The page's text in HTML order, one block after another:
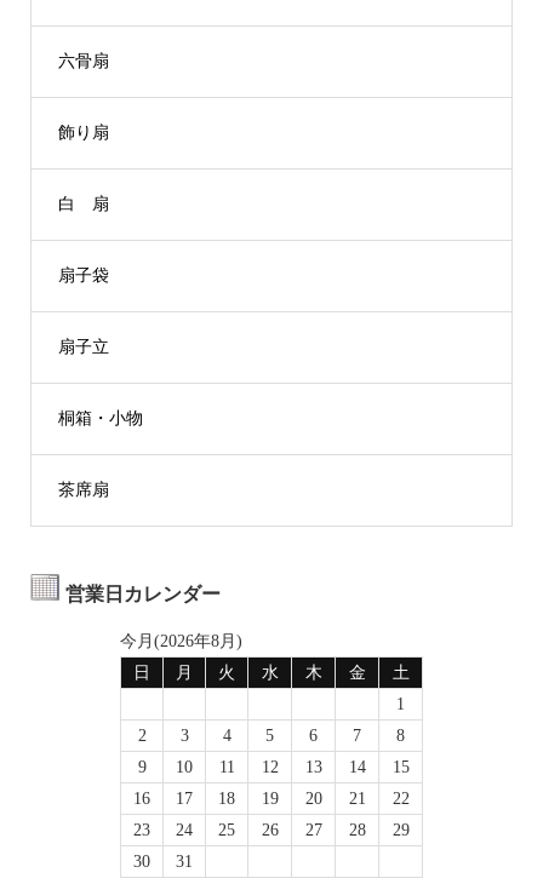
六骨扇
飾り扇
白 扇
扇子袋
扇子立
桐箱・小物
茶席扇
営業日カレンダー
今月(2026年8月)
日
月 火 水 木 金
土
1
2
3 4 5 6 7
8
9
10 11 12 13 14
15
16
17 18 19 20 21
22
23
24 25 26 27 28
29
30
31